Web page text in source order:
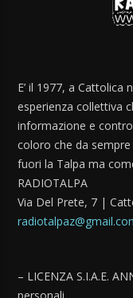
E’ il 1977, a Cattolica
esperienza collettiva
informazione e
coloro che da sempre
fuori la Talpa ma
RADIOTALPA
Via Del Prete, 7 |
– LICENZA S.I.A.E.